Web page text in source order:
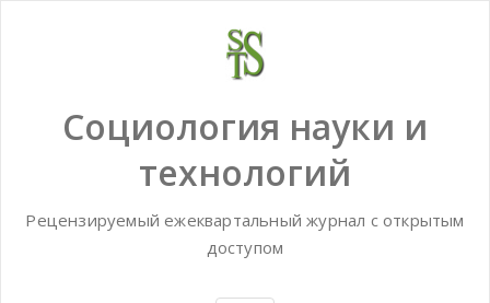
Социология науки и
технологий
Рецензируемый ежеквартальный журнал с открытым
доступом